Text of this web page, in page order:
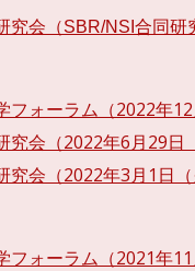
究会（SBR/NSI合同
ォーラム（2022年
会（2022年6月29日
会（2022年3月1日（
ォーラム（2021年11